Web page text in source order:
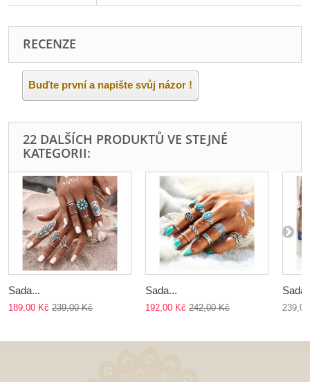
RECENZE
Buďte první a napište svůj názor !
22 DALŠÍCH PRODUKTŮ VE STEJNÉ
KATEGORII:
Sada...
189,00 Kč 239,00 Kč
Sada...
192,00 Kč 242,00 Kč